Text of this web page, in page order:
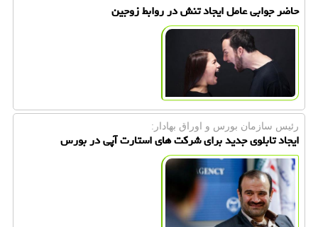
حاضر جوابی عامل ایجاد تنش در روابط زوجین
رئیس سازمان بورس و اوراق بهادار:
ایجاد تابلوی جدید برای شركت های استارت آپی در بورس